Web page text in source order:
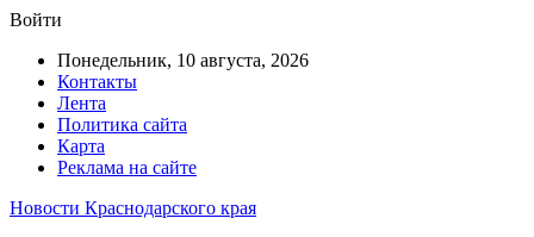
Войти
Понедельник, 10 августа, 2026
Контакты
Лента
Политика сайта
Карта
Реклама на сайте
Новости Краснодарского края